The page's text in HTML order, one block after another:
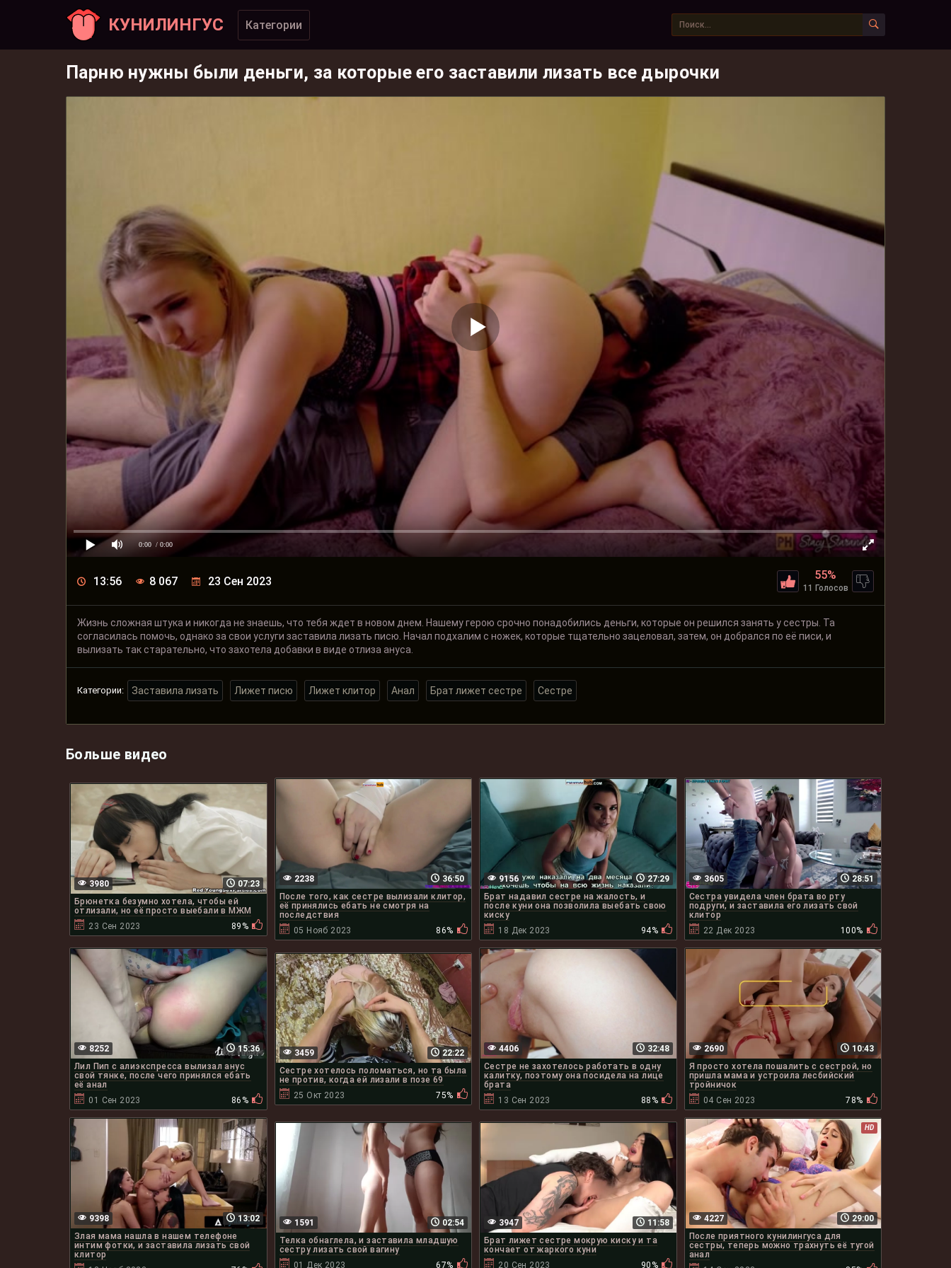
КУНИЛИНГУС Категории
Парню нужны были деньги, за которые его заставили лизать все дырочки
0:00 / 0:00
13:56 8 067 23 Сен 2023 55%
11 Голосов
Жизнь сложная штука и никогда не знаешь, что тебя ждет в новом днем. Нашему герою срочно понадобились деньги, которые он решился занять у сестры. Та
согласилась помочь, однако за свои услуги заставила лизать писю. Начал подхалим с ножек, которые тщательно зацеловал, затем, он добрался по её писи, и
вылизать так старательно, что захотела добавки в виде отлиза ануса.
Категории: Заставила лизать Лижет писю Лижет клитор Анал Брат лижет сестре Сестре
Больше видео
07:23
3980
Брюнетка безумно хотела, чтобы ей
отлизали, но её просто выебали в МЖМ
23 Сен 2023
89%
36:50
2238
После того, как сестре вылизали клитор,
её принялись ебать не смотря на
последствия
05 Нояб 2023
86%
27:29
9156
Брат надавил сестре на жалость, и
после куни она позволила выебать свою
киску
18 Дек 2023
94%
28:51
3605
Сестра увидела член брата во рту
подруги, и заставила его лизать свой
клитор
22 Дек 2023
100%
15:36
8252
Лил Пип с алиэкспресса вылизал анус
свой тянке, после чего принялся ебать
её анал
01 Сен 2023
86%
22:22
3459
Сестре хотелось поломаться, но та была
не против, когда ей лизали в позе 69
25 Окт 2023
75%
32:48
4406
Сестре не захотелось работать в одну
калитку, поэтому она посидела на лице
брата
13 Сен 2023
88%
10:43
2690
Я просто хотела пошалить с сестрой, но
пришла мама и устроила лесбийский
тройничок
04 Сен 2023
78%
13:02
9398
Злая мама нашла в нашем телефоне
интим фотки, и заставила лизать свой
клитор
02:54
1591
Телка обнаглела, и заставила младшую
сестру лизать свой вагину
01 Дек 2023
67%
11:58
3947
Брат лижет сестре мокрую киску и та
кончает от жаркого куни
20 Сен 2023
90%
HD
29:00
4227
После приятного кунилингуса для
сестры, теперь можно трахнуть её тугой
анал